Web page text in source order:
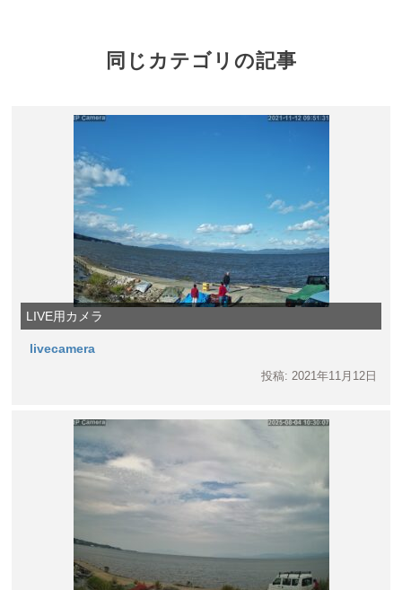
同じカテゴリの記事
LIVE用カメラ
livecamera
投稿: 2021年11月12日